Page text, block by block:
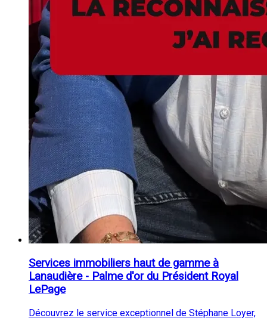
Services immobiliers haut de gamme à
Lanaudière - Palme d'or du Président Royal
LePage
Découvrez le service exceptionnel de Stéphane Loyer,